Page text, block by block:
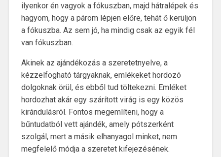
ilyenkor én vagyok a fókuszban, majd hátralépek és
hagyom, hogy a párom lépjen előre, tehát ő kerüljön
a fókuszba. Az sem jó, ha mindig csak az egyik fél
van fókuszban.
Akinek az ajándékozás a szeretetnyelve, a
kézzelfogható tárgyaknak, emlékeket hordozó
dolgoknak örül, és ebből tud töltekezni. Emléket
hordozhat akár egy szárított virág is egy közös
kirándulásról. Fontos megemlíteni, hogy a
bűntudatból vett ajándék, amely pótszerként
szolgál, mert a másik elhanyagol minket, nem
megfelelő módja a szeretet kifejezésének.